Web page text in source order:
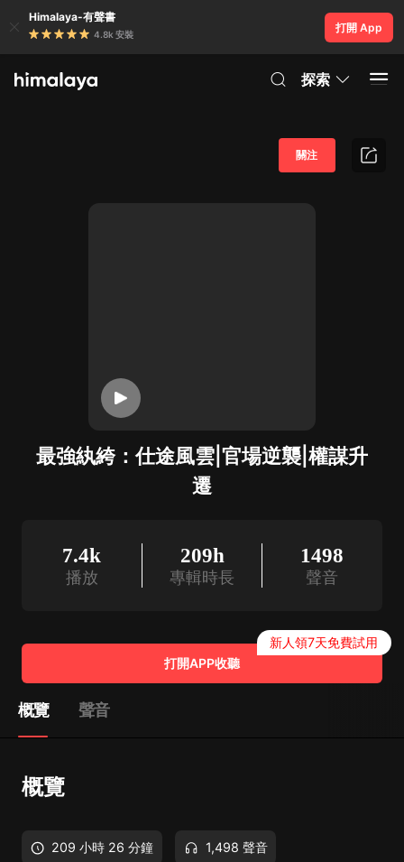
Himalaya-有聲書
4.8k 安裝
打開 App
探索
最強紈絝：仕途風雲|官場逆襲|權謀升
遷
關注
7.4k
播放
209h
專輯時長
1498
聲音
打開APP收聽
新人領7天免費試用
概覽 聲音
概覽
209 小時 26 分鐘 1,498 聲音